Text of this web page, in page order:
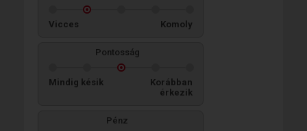
Vicces Komoly
Pontosság
Mindig késik
Korábban
érkezik
Pénz